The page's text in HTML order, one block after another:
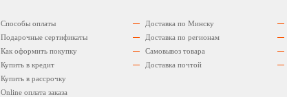
Способы оплаты
Подарочные сертификаты
Как оформить покупку
Купить в кредит
Купить в рассрочку
Оnline оплата заказа
Доставка по Минску
Доставка по регионам
Самовывоз товара
Доставка почтой